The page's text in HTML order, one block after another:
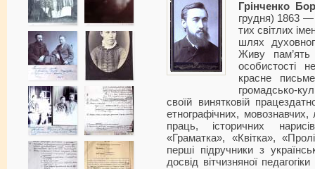
Грінченко
грудня) 1863 —
тих світлих
шлях
Живу пам’ять
особистості
красне
громадсько-
своїй винятковій
етнографічних, мовознавчих,
праць, історичних
«Граматка», «Квітка»,
перші підручники з
досвід вітчизняної